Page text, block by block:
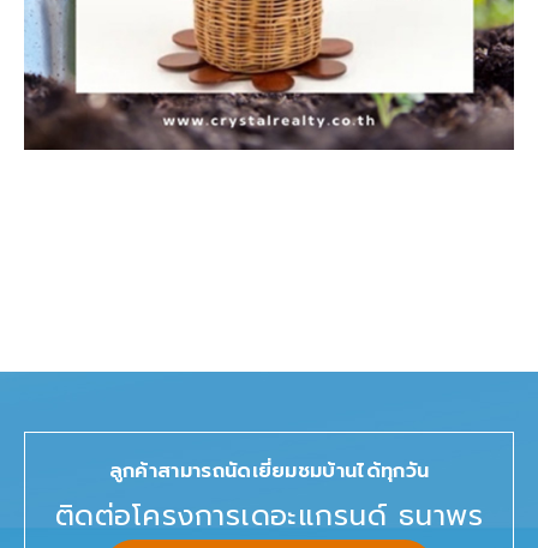
ลูกค้าสามารถนัดเยี่ยมชมบ้านได้ทุกวัน
ติดต่อโครงการเดอะแกรนด์ ธนาพร